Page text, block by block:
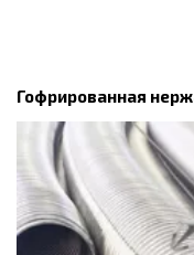
Гофрированная